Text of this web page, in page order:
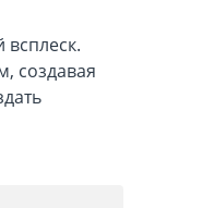
создавая